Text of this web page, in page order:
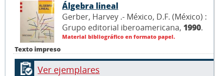
Texto impreso
Álgebra lineal
Gerber, Harvey .- México, D.F. (México) :
Grupo editorial iberoamericana, 1990.
Material bibliográfico en formato papel.
Ver ejemplares